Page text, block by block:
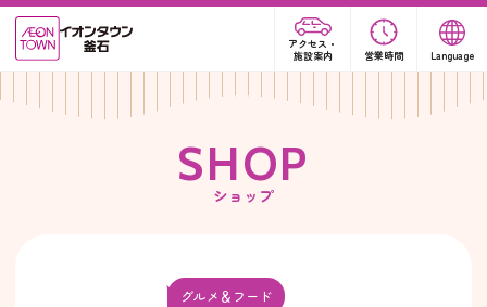
アクセス・
施設案内
営業時間 Language
SHOP
ショップ
グルメ＆フード